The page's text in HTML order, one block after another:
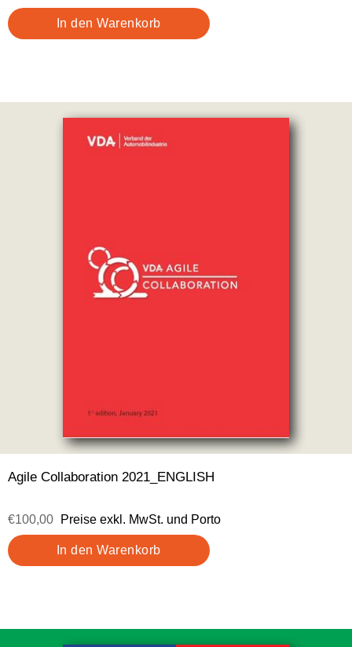
Agile Collaboration 2021_ENGLISH
€100,00 Preise exkl. MwSt. und Porto